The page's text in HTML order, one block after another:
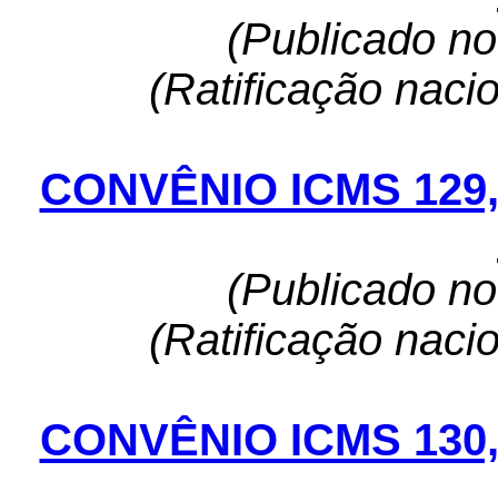
(Publicado
(Ratificação
CONVÊNIO ICMS
(Publicado
(Ratificação
CONVÊNIO ICMS